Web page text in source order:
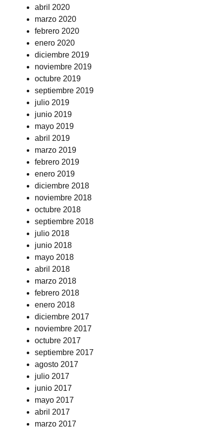
abril 2020
marzo 2020
febrero 2020
enero 2020
diciembre 2019
noviembre 2019
octubre 2019
septiembre 2019
julio 2019
junio 2019
mayo 2019
abril 2019
marzo 2019
febrero 2019
enero 2019
diciembre 2018
noviembre 2018
octubre 2018
septiembre 2018
julio 2018
junio 2018
mayo 2018
abril 2018
marzo 2018
febrero 2018
enero 2018
diciembre 2017
noviembre 2017
octubre 2017
septiembre 2017
agosto 2017
julio 2017
junio 2017
mayo 2017
abril 2017
marzo 2017